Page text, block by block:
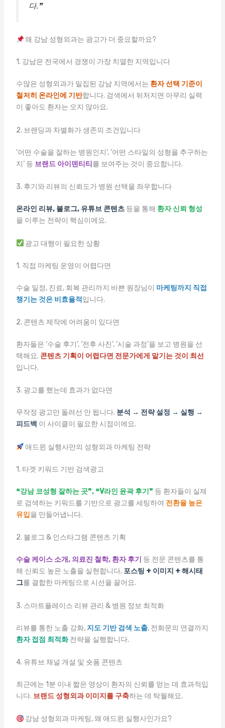
다.❞
왜 강남 성형외과는 광고가 더 중요할까요?
1. 강남은 전국에서 경쟁이 가장 치열한 지역입니다
수많은 성형외과가 밀집된 강남 지역에서는 환자 선택 기준이
철저히 온라인에 기반합니다. 검색에서 뒤처지면 아무리 실력
이 좋아도 환자는 오지 않아요.
2. 브랜딩과 차별화가 생존의 조건입니다
‘어떤 수술을 잘하는 병원인지’, ‘어떤 스타일의 성형을 추구하는
지’ 등 브랜드 아이덴티티 를 보여주는 것이 중요합니다.
3. 후기와 리뷰의 신뢰도가 병원 선택을 좌우합니다
온라인 리뷰, 블로그, 유튜브 콘텐츠등을 통해 환자 신뢰 형성
을 이루는 전략이 핵심이에요.
광고 대행이 필요한 상황
1. 직접 마케팅 운영이 어렵다면
수술 일정, 진료, 회복 관리까지 바쁜 원장님이 마케팅까지 직접
챙기는 것은 비효율적 입니다.
2. 콘텐츠 제작에 어려움이 있다면
환자들은 ‘수술 후기’, ‘전후 사진’, ‘시술 과정’을 보고 병원을 선
택해요. 콘텐츠 기획이 어렵다면 전문가에게 맡기는 것이 최선
입니다.
3. 광고를 했는데 효과가 없다면
무작정 광고만 돌려선 안 됩니다. 분석 → 전략 설정 → 실행 →
피드백 이 사이클이 필요한 시점이에요.
애드윈 실행사만의 성형외과 마케팅 전략
1. 타겟 키워드 기반 검색광고
❝강남 코성형 잘하는 곳❞, ❝V라인 윤곽 후기❞ 등 환자들이 실제
로 검색하는 키워드를 기반으로 광고를 세팅하여 전환율 높은
유입을 만들어냅니다.
2. 블로그 & 인스타그램 콘텐츠 기획
수술 케이스 소개, 의료진 철학, 환자 후기 등 전문 콘텐츠를 통
해 신뢰도 높은 노출을 실현합니다. 포스팅 + 이미지 + 해시태
그를 결합한 마케팅으로 시선을 끌어요.
3. 스마트플레이스 리뷰 관리 & 병원 정보 최적화
리뷰를 통한 노출 강화, 지도 기반 검색 노출, 전화문의 연결까지
환자 접점 최적화전략을 실행합니다.
4. 유튜브 채널 개설 및 숏폼 콘텐츠
최근에는 1분 이내 짧은 영상이 환자의 신뢰를 얻는 데 효과적입
니다. 브랜드 성형외과 이미지를 구축하는 데 탁월해요.
강남 성형외과 마케팅, 왜 애드윈 실행사인가요?